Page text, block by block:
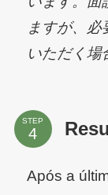
ますが、必
いただく場
STEP
Após a